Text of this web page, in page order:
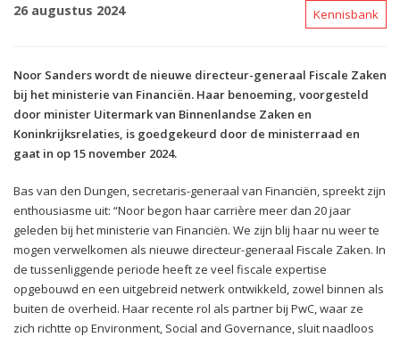
26 augustus 2024 Kennisbank
Noor Sanders wordt de nieuwe directeur-generaal Fiscale Zaken
bij het ministerie van Financiën. Haar benoeming, voorgesteld
door minister Uitermark van Binnenlandse Zaken en
Koninkrijksrelaties, is goedgekeurd door de ministerraad en
gaat in op 15 november 2024.
Bas van den Dungen, secretaris-generaal van Financiën, spreekt zijn
enthousiasme uit: “Noor begon haar carrière meer dan 20 jaar
geleden bij het ministerie van Financiën. We zijn blij haar nu weer te
mogen verwelkomen als nieuwe directeur-generaal Fiscale Zaken. In
de tussenliggende periode heeft ze veel fiscale expertise
opgebouwd en een uitgebreid netwerk ontwikkeld, zowel binnen als
buiten de overheid. Haar recente rol als partner bij PwC, waar ze
zich richtte op Environment, Social and Governance, sluit naadloos